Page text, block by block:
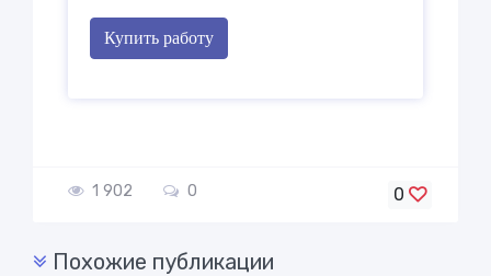
Купить работу
1 902 0 0
Похожие публикации